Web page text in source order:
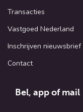
Transacties
Vastgoed Nederland
Inschrijven nieuwsbrief
Contact
Bel, app of mail